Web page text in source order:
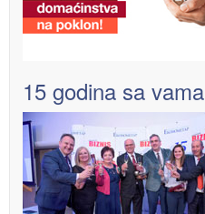
15 godina sa vama